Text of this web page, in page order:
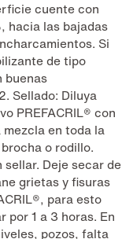
cuente con
hacia las bajadas
Si
de tipo
buenas
Sellado: Diluya
PREFACRIL® con
en toda la
o rodillo.
sellar. Deje secar de
grietas y fisuras
para esto
por 1 a 3 horas. En
pozos, falta